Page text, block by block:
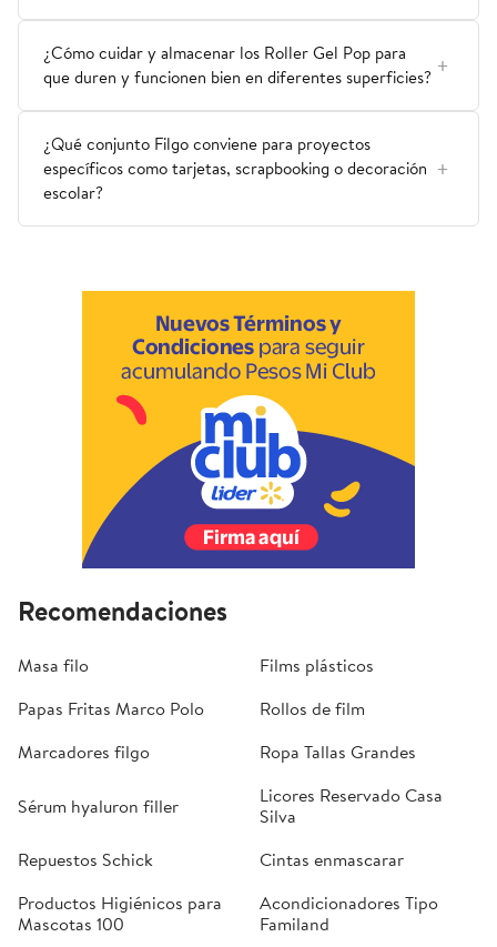
¿Cómo cuidar y almacenar los Roller Gel Pop para
que duren y funcionen bien en diferentes superficies?
¿Qué conjunto Filgo conviene para proyectos
específicos como tarjetas, scrapbooking o decoración
escolar?
Recomendaciones
Masa filo
Films plásticos
Papas Fritas Marco Polo
Rollos de film
Marcadores filgo
Ropa Tallas Grandes
Sérum hyaluron filler
Licores Reservado Casa
Silva
Repuestos Schick
Cintas enmascarar
Productos Higiénicos para
Mascotas 100
Acondicionadores Tipo
Familand